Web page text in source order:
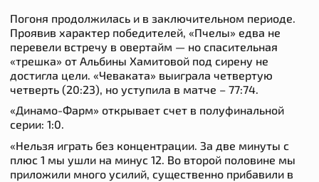
Погоня продолжилась и в заключительном периоде.
Проявив характер победителей, «Пчелы» едва не
перевели встречу в овертайм — но спасительная
«трешка» от Альбины Хамитовой под сирену не
достигла цели. «Чеваката» выиграла четвертую
четверть (20:23), но уступила в матче – 77:74.
«Динамо-Фарм» открывает счет в полуфинальной
серии: 1:0.
«Нельзя играть без концентрации. За две минуты с
плюс 1 мы ушли на минус 12. Во второй половине мы
приложили много усилий, существенно прибавили в